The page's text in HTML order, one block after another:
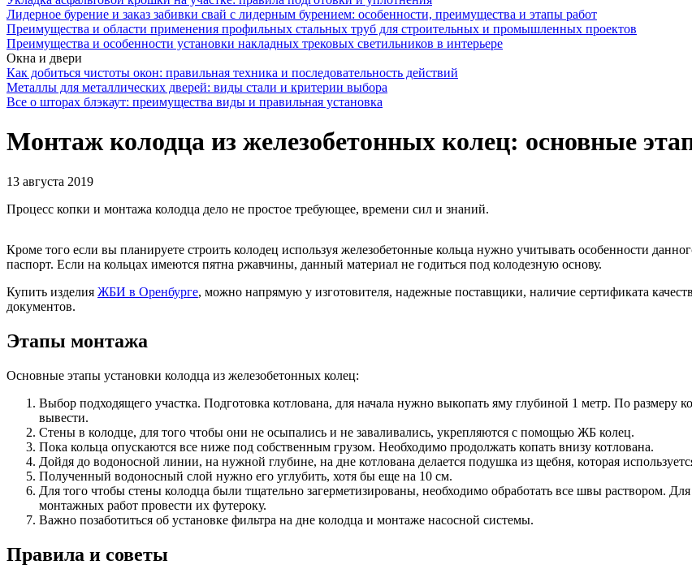
Лидерное бурение и заказ забивки свай с лидерным бурением: особенности, преимущества и этапы работ
Преимущества и области применения профильных стальных труб для строительных и промышленных проектов
Преимущества и особенности установки накладных трековых светильников в интерьере
Окна и двери
Как добиться чистоты окон: правильная техника и последовательность действий
Металлы для металлических дверей: виды стали и критерии выбора
Все о шторах блэкаут: преимущества виды и правильная установка
Монтаж колодца из железобетонных колец: основные
13 августа 2019
Процесс копки и монтажа колодца дело не простое требующее, времени сил и знаний.
Кроме того если вы планируете строить колодец используя железобетонные кольца нужно учитывать особенности
паспорт. Если на кольцах имеются пятна ржавчины, данный материал не годиться под колодезную основу.
Купить изделия ЖБИ в Оренбурге, можно напрямую у изготовителя, надежные поставщики, наличие сертификата
документов.
Этапы монтажа
Основные этапы установки колодца из железобетонных колец:
Выбор подходящего участка. Подготовка котлована, для начала нужно выкопать яму глубиной 1 метр. По размеру
вывести.
Стены в колодце, для того чтобы они не осыпались и не заваливались, укрепляются с помощью ЖБ колец.
Пока кольца опускаются все ниже под собственным грузом. Необходимо продолжать копать внизу котлована.
Дойдя до водоносной линии, на нужной глубине, на дне котлована делается подушка из щебня, которая
Полученный водоносный слой нужно его углубить, хотя бы еще на 10 см.
Для того чтобы стены колодца были тщательно загерметизированы, необходимо обработать все швы раствором.
монтажных работ провести их футероку.
Важно позаботиться об установке фильтра на дне колодца и монтаже насосной системы.
Правила и советы